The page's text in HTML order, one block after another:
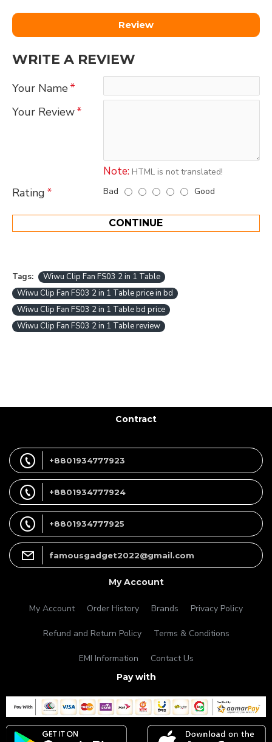
Review
WRITE A REVIEW
Your Name
Your Review
Note: HTML is not translated!
Rating Bad Good
CONTINUE
Tags:
Wiwu Clip Fan FS03 2 in 1 Table
Wiwu Clip Fan FS03 2 in 1 Table price in bd
Wiwu Clip Fan FS03 2 in 1 Table bd price
Wiwu Clip Fan FS03 2 in 1 Table review
Contract
+8801934777923
+8801934777924
+8801934777925
famousgadget2022@gmail.com
My Account
My Account Order History Brands Privacy Policy
Refund and Return Policy Terms & Conditions
EMI Information Contact Us
Pay with